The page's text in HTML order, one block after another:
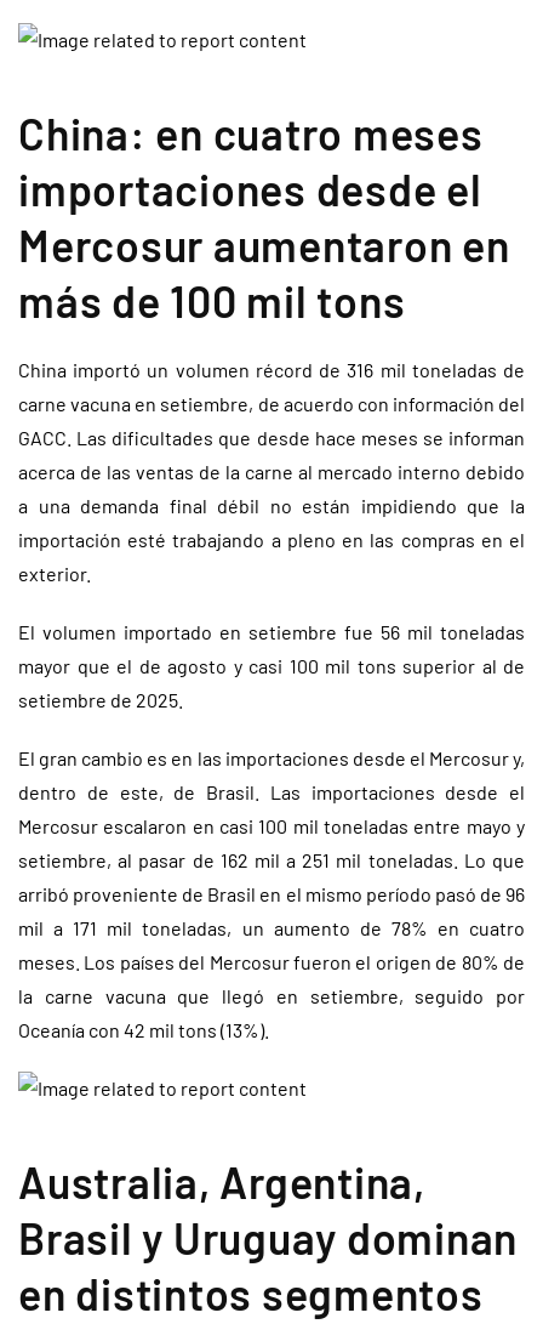
China: en cuatro meses
importaciones desde el
Mercosur aumentaron en
más de 100 mil tons
China importó un volumen récord de 316 mil toneladas de
carne vacuna en setiembre, de acuerdo con información del
GACC. Las dificultades que desde hace meses se informan
acerca de las ventas de la carne al mercado interno debido
a una demanda final débil no están impidiendo que la
importación esté trabajando a pleno en las compras en el
exterior.
El volumen importado en setiembre fue 56 mil toneladas
mayor que el de agosto y casi 100 mil tons superior al de
setiembre de 2025.
El gran cambio es en las importaciones desde el Mercosur y,
dentro de este, de Brasil. Las importaciones desde el
Mercosur escalaron en casi 100 mil toneladas entre mayo y
setiembre, al pasar de 162 mil a 251 mil toneladas. Lo que
arribó proveniente de Brasil en el mismo período pasó de 96
mil a 171 mil toneladas, un aumento de 78% en cuatro
meses. Los países del Mercosur fueron el origen de 80% de
la carne vacuna que llegó en setiembre, seguido por
Oceanía con 42 mil tons (13%).
Australia, Argentina,
Brasil y Uruguay dominan
en distintos segmentos